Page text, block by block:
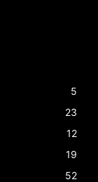
5
23
12
19
52